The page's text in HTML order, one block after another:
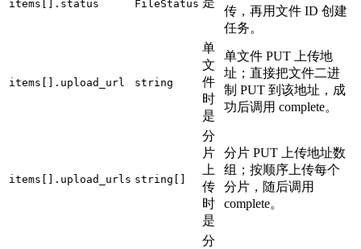
items[].status FileStatus
传，再用文件 ID 创建
任务。
items[].upload_url string
单
文
件
时
是
单文件 PUT 上传地
址；直接把文件二进
制 PUT 到该地址，成
功后调用 complete。
items[].upload_urls string[]
分
片
上
传
时
是
分片 PUT 上传地址数
组；按顺序上传每个
分片，随后调用
complete。
分